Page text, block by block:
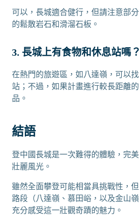
可以，長城適合健行，但請注意部
的鬆散岩石和滑溜石板。
3. 長城上有食物和休息站嗎？
在熱門的旅遊區，如八達嶺，可以
站；不過，如果計畫進行較長距離
品。
結語
登中國長城是一次難得的體驗，完
壯麗風光。
雖然全面攀登可能相當具挑戰性，
路段（八達嶺、慕田峪，以及金山
充分感受這一壯觀奇蹟的魅力。